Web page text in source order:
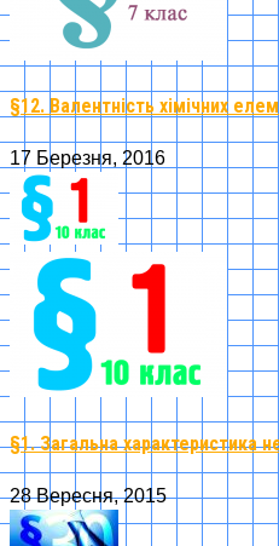
§12. Валентність хімічних
17 Березня, 2016
§1. Загальна характеристика
28 Вересня, 2015